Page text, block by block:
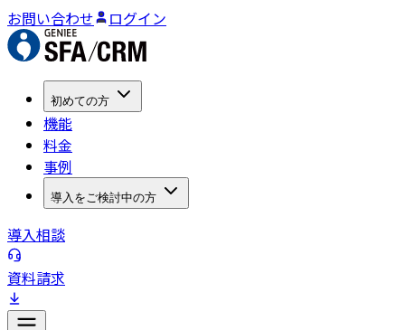
お問い合わせ ログイン
初めての方
機能
料金
事例
導入をご検討中の方
導入相談
資料請求